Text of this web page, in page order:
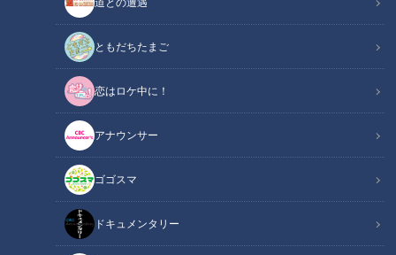
ともだちたまご
恋はロケ中に！
アナウンサー
ゴゴスマ
ドキュメンタリー
CBCテレビ：画像「デララバ」
太田×石井のデララバ
名古屋めし最新情報
名古屋名物小倉トースト。名古屋市内の喫茶店ではポピュラー
なメニューですが、それは中区栄に1921年からお店を構えて
いた「喫茶満つ葉」から生まれたものでした。 残念ながら店
主が亡くなられたことで、小倉トースト発祥の喫茶店「喫茶満
つ葉」は2002年に閉店。その後は暖簾分けした西区円頓寺商
店街の「まつば」が小倉トーストの味を引き継いでいますが、